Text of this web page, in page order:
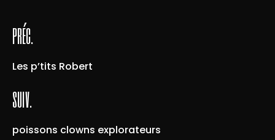
préc.
Les p’tits Robert
suiv.
poissons clowns explorateurs